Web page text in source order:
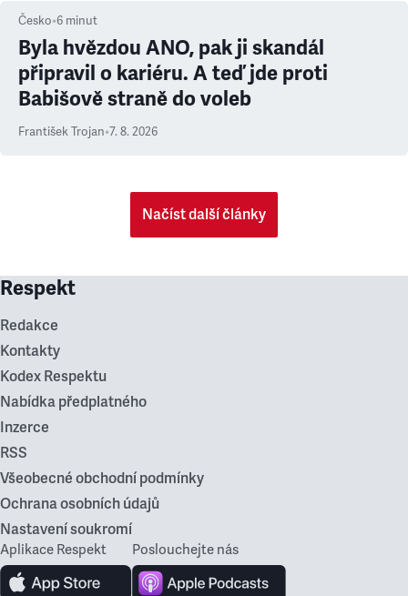
Česko•6 minut
Byla hvězdou ANO, pak ji skandál
připravil o kariéru. A teď jde proti
Babišově straně do voleb
František Trojan•7. 8. 2026
Načíst další články
Respekt
Redakce
Kontakty
Kodex Respektu
Nabídka předplatného
Inzerce
RSS
Všeobecné obchodní podmínky
Ochrana osobních údajů
Nastavení soukromí
Aplikace Respekt Poslouchejte nás